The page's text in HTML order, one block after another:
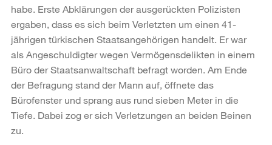
habe. Erste Abklärungen der ausgerückten Polizisten
ergaben, dass es sich beim Verletzten um einen 41-
jährigen türkischen Staatsangehörigen handelt. Er war
als Angeschuldigter wegen Vermögensdelikten in einem
Büro der Staatsanwaltschaft befragt worden. Am Ende
der Befragung stand der Mann auf, öffnete das
Bürofenster und sprang aus rund sieben Meter in die
Tiefe. Dabei zog er sich Verletzungen an beiden Beinen
zu.